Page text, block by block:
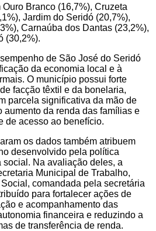
Branco (16,7%), Cruzeta
Jardim do Seridó (20,7%),
Carnaúba dos Dantas (23,2%),
(30,2%).
de São José do Seridó
da economia local e à
O município possui forte
facção têxtil e da bonelaria,
parcela significativa da mão de
aumento da renda das famílias e
de acesso ao benefício.
os dados também atribuem
desenvolvido pela política
Na avaliação deles, a
Municipal de Trabalho,
comandada pela secretária
para fortalecer ações de
e acompanhamento das
financeira e reduzindo a
de transferência de renda.